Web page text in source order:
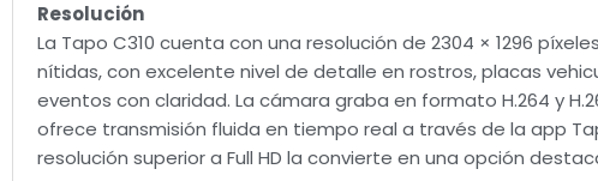
Resolución
La Tapo C310 cuenta con una resolución de 2304 × 1296
nítidas, con excelente nivel de detalle en rostros, placas
eventos con claridad. La cámara graba en formato H.264 y
ofrece transmisión fluida en tiempo real a través de la app
resolución superior a Full HD la convierte en una opción